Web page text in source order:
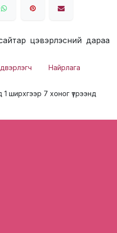
цэвэрлэсний дараа
Найрлага
ширхгээр 7 хоног үтрээнд